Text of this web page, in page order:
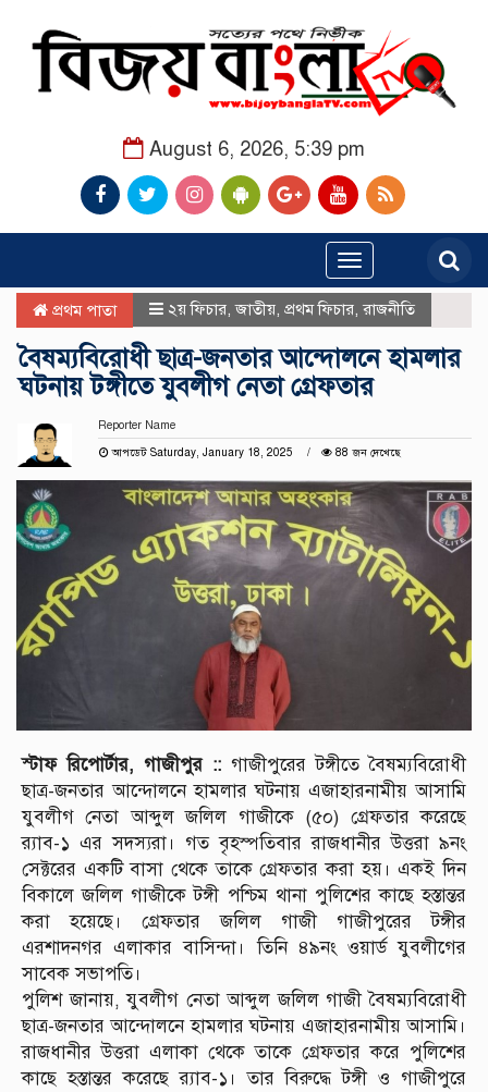
August 6, 2026, 5:39 pm
Toggle
navigation
প্রথম পাতা ২য় ফিচার ,জাতীয় প্রথম ফিচার রাজনীতি
বৈষম্যবিরোধী ছাত্র-জনতার আন্দোলনে হামলার
ঘটনায় টঙ্গীতে যুবলীগ নেতা গ্রেফতার
Reporter Name
আপডেট Saturday, January 18, 2025
88 জন দেখেছে
স্টাফ রিপোর্টার, গাজীপুর :: গাজীপুরের টঙ্গীতে বৈষম্যবিরোধী
ছাত্র-জনতার আন্দোলনে হামলার ঘটনায় এজাহারনামীয় আসামি
যুবলীগ নেতা আব্দুল জলিল গাজীকে (৫০) গ্রেফতার করেছে
র‌্যাব-১ এর সদস্যরা। গত বৃহস্পতিবার রাজধানীর উত্তরা ৯নং
সেক্টরের একটি বাসা থেকে তাকে গ্রেফতার করা হয়। একই দিন
বিকালে জলিল গাজীকে টঙ্গী পশ্চিম থানা পুলিশের কাছে হস্তান্তর
করা হয়েছে। গ্রেফতার জলিল গাজী গাজীপুরের টঙ্গীর
এরশাদনগর এলাকার বাসিন্দা। তিনি ৪৯নং ওয়ার্ড যুবলীগের
সাবেক সভাপতি।
পুলিশ জানায়, যুবলীগ নেতা আব্দুল জলিল গাজী বৈষম্যবিরোধী
ছাত্র-জনতার আন্দোলনে হামলার ঘটনায় এজাহারনামীয় আসামি।
রাজধানীর উত্তরা এলাকা থেকে তাকে গ্রেফতার করে পুলিশের
কাছে হস্তান্তর করেছে র‌্যাব-১। তার বিরুদ্ধে টঙ্গী ও গাজীপুরে